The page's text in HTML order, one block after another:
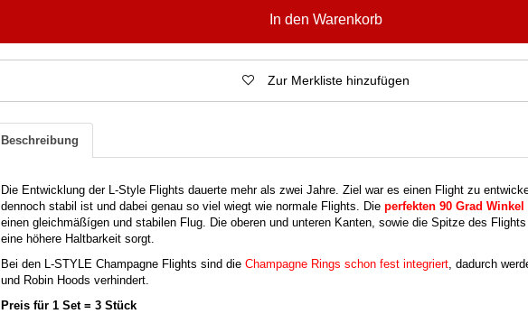
In den Warenkorb
Zur Merkliste hinzufügen
Beschreibung
Die Entwicklung der L-Style Flights dauerte mehr als zwei Jahre. Ziel war es einen Flight zu
dennoch stabil ist und dabei genau so viel wiegt wie normale Flights. Die perfekten 90 Grad
einen gleichmäßígen und stabilen Flug. Die oberen und unteren Kanten, sowie die Spitze des
eine höhere Haltbarkeit sorgt.
Bei den L-STYLE Champagne Flights sind die Champagne Rings schon fest integriert , dadurch
und Robin Hoods verhindert.
Preis für 1 Set = 3 Stück